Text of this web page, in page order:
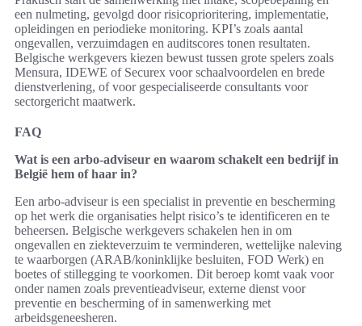
een nulmeting, gevolgd door risicoprioritering, implementatie,
opleidingen en periodieke monitoring. KPI’s zoals aantal
ongevallen, verzuimdagen en auditscores tonen resultaten.
Belgische werkgevers kiezen bewust tussen grote spelers zoals
Mensura, IDEWE of Securex voor schaalvoordelen en brede
dienstverlening, of voor gespecialiseerde consultants voor
sectorgericht maatwerk.
FAQ
Wat is een arbo-adviseur en waarom schakelt een bedrijf in
België hem of haar in?
Een arbo-adviseur is een specialist in preventie en bescherming
op het werk die organisaties helpt risico’s te identificeren en te
beheersen. Belgische werkgevers schakelen hen in om
ongevallen en ziekteverzuim te verminderen, wettelijke naleving
te waarborgen (ARAB/koninklijke besluiten, FOD Werk) en
boetes of stillegging te voorkomen. Dit beroep komt vaak voor
onder namen zoals preventieadviseur, externe dienst voor
preventie en bescherming of in samenwerking met
arbeidsgeneesheren.